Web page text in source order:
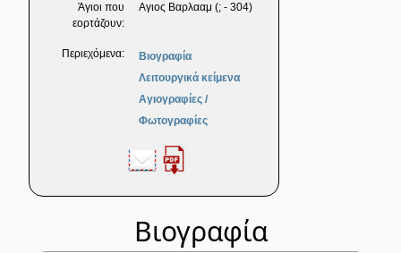
Άγιοι που
εορτάζουν:
Αγιος Βαρλααμ (; - 304)
Περιεχόμενα:
Βιογραφία
Λειτουργικά κείμενα
Αγιογραφίες /
Φωτογραφίες
Βιογραφία